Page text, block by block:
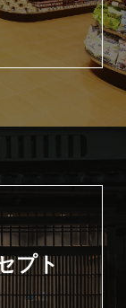
プト